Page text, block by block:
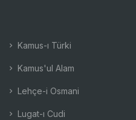
Kamus-ı Türki
Kamus'ul Alam
Lehçe-i Osmani
Lugat-ı Cudi